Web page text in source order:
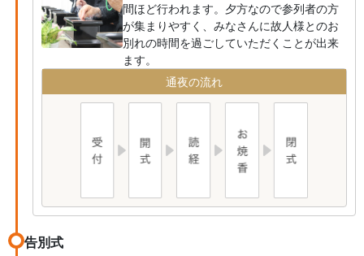
間ほど行われます。夕方なので参列者の方
が集まりやすく、みなさんに故人様とのお
別れの時間を過ごしていただくことが出来
ます。
通夜の流れ
告別式